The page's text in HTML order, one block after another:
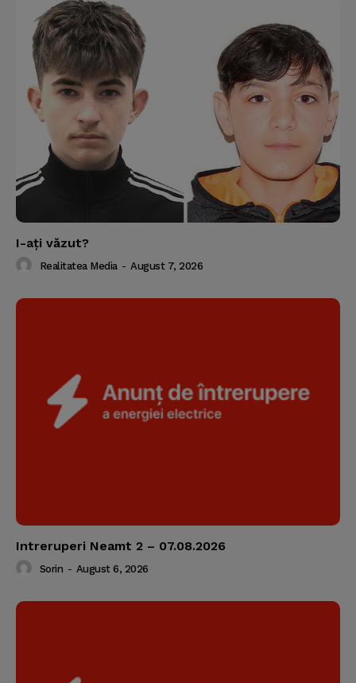
I-aţi văzut?
Realitatea Media - August 7, 2026
Intreruperi Neamt 2 – 07.08.2026
Sorin - August 6, 2026